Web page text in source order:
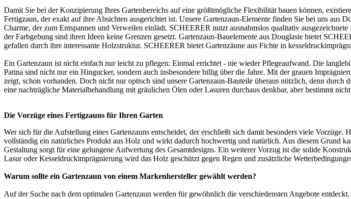
Damit Sie bei der Konzipierung Ihres Gartenbereichs auf eine größtmögliche Flexibilität bauen können,
Fertigzaun, der exakt auf ihre Absichten ausgerichtet ist. Unsere Gartenzaun-Elemente finden Sie bei uns aus
Charme, der zum Entspannen und Verweilen einlädt. SCHEERER nutzt ausnahmslos qualitativ
der Farbgebung sind ihren Ideen keine Grenzen gesetzt. Gartenzaun-Bauelemente aus Douglasie bietet
gefallen durch ihre interessante Holzstruktur. SCHEERER bietet Gartenzäune aus Fichte in
Ein Gartenzaun ist nicht einfach nur leicht zu pflegen: Einmal errichtet - nie wieder Pflegeaufwand. Die
Patina sind nicht nur ein Hingucker, sondern auch insbesondere billig über die Jahre. Mit der grauen
zeigt, schon vorhanden. Doch nicht nur optisch sind unsere Gartenzaun-Bauteile überaus nützlich, denn durch
eine nachträgliche Materialbehandlung mit gräulichen Ölen oder Lasuren durchaus denkbar, aber bestimmt
Die Vorzüge eines Fertigzauns für Ihren Garten
Wer sich für die Aufstellung eines Gartenzauns entscheidet, der erschließt sich damit besonders viele
vollständig ein natürliches Produkt aus Holz und wirkt dadurch hochwertig und natürlich. Aus diesem Grund
Gestaltung sorgt für eine gelungene Aufwertung des Gesamtdesigns. Ein weiterer Vorzug ist die solide
Lasur oder Kesseldruckimprägnierung wird das Holz geschützt gegen Regen und zusätzliche
Warum sollte ein Gartenzaun von einem Markenhersteller gewählt werden?
Auf der Suche nach dem optimalen Gartenzaun werden für gewöhnlich die verschiedensten Angebote